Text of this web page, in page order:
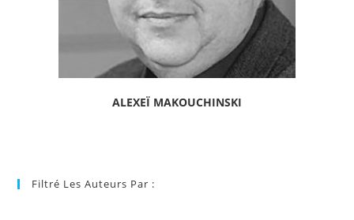
ALEXEÏ MAKOUCHINSKI
Filtré Les Auteurs Par :